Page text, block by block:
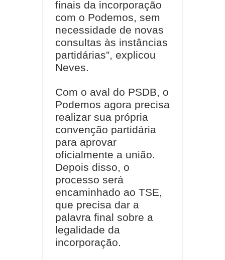
finais da incorporação
com o Podemos, sem
necessidade de novas
consultas às instâncias
partidárias”, explicou
Neves.
Com o aval do PSDB, o
Podemos agora precisa
realizar sua própria
convenção partidária
para aprovar
oficialmente a união.
Depois disso, o
processo será
encaminhado ao TSE,
que precisa dar a
palavra final sobre a
legalidade da
incorporação.